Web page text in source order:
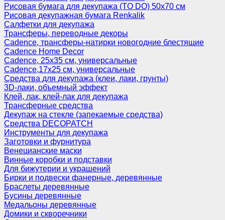
Рисовая бумага для декупажа (TO DO) 50х70 см
Рисовая декупажная бумага Renkalik
Салфетки для декупажа
Трансферы, переводные декоры
Cadence, трансферы-натирки новогодние блестящие
Cadence Home Decor
Cadence, 25х35 см, универсальные
Cadence,17х25 см, универсальные
Средства для декупажа (клеи, лаки, грунты)
3D-лаки, объемный эффект
Клей, лак, клей-лак для декупажа
Трансферные средства
Декупаж на стекле (запекаемые средства)
Средства DECOPATCH
Инструменты для декупажа
Заготовки и фурнитура
Венецианские маски
Винные коробки и подставки
Для бижутерии и украшений
Бирки и подвески фанерные, деревянные
Браслеты деревянные
Бусины деревянные
Медальоны деревянные
Домики и скворечники